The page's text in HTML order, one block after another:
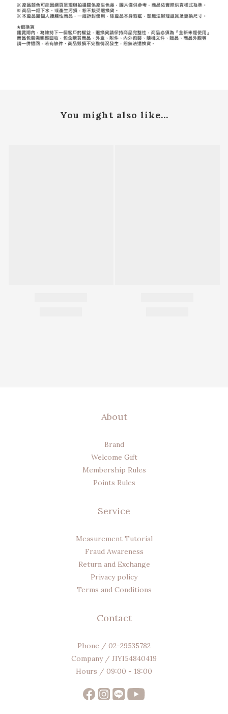
You might also like...
About
Brand
Welcome Gift
Membership Rules
Points Rules
Service
Measurement Tutorial
Fraud Awareness
Return and Exchange
Privacy policy
Terms and Conditions
Contact
Phone / 02-29535782
Company / JIYI54840419
Hours / 09:00 - 18:00